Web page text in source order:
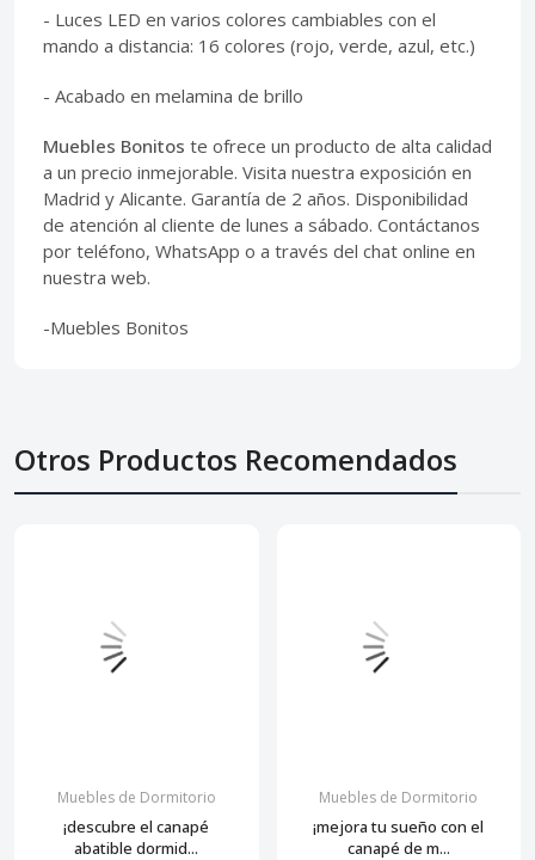
- Luces LED en varios colores cambiables con el
mando a distancia: 16 colores (rojo, verde, azul, etc.)
- Acabado en melamina de brillo
Muebles Bonitos te ofrece un producto de alta calidad
a un precio inmejorable. Visita nuestra exposición en
Madrid y Alicante. Garantía de 2 años. Disponibilidad
de atención al cliente de lunes a sábado. Contáctanos
por teléfono, WhatsApp o a través del chat online en
nuestra web.
-Muebles Bonitos
Otros Productos Recomendados
Muebles de Dormitorio
¡descubre el canapé
abatible dormid...
Muebles de Dormitorio
¡mejora tu sueño con el
canapé de m...